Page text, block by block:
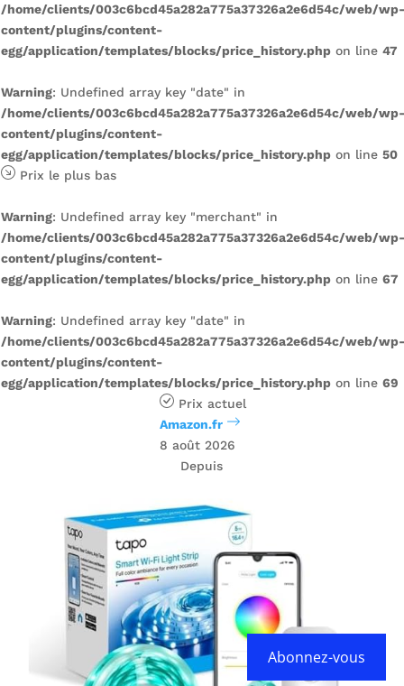
/home/clients/003c6bcd45a282a775a37326a2e6d54c/web/
content/plugins/content-
egg/application/templates/blocks/price_history.php on line47
Warning: Undefined array key "date" in
/home/clients/003c6bcd45a282a775a37326a2e6d54c/web/
content/plugins/content-
egg/application/templates/blocks/price_history.php on line50
Prix ​​le plus bas
Warning: Undefined array key "merchant" in
/home/clients/003c6bcd45a282a775a37326a2e6d54c/web/
content/plugins/content-
egg/application/templates/blocks/price_history.php on line67
Warning: Undefined array key "date" in
/home/clients/003c6bcd45a282a775a37326a2e6d54c/web/
content/plugins/content-
egg/application/templates/blocks/price_history.php on line69
Prix ​​actuel
Amazon.fr
8 août 2026
Depuis
Abonnez-vous